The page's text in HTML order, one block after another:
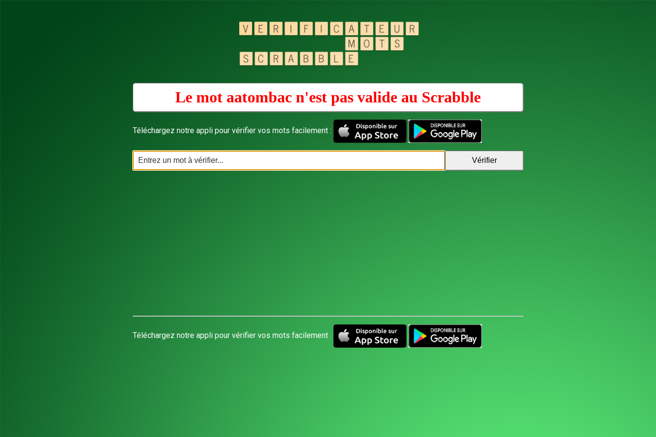
Le mot aatombac n'est pas valide au Scrabble
Téléchargez notre appli pour vérifier vos mots facilement :
Téléchargez notre appli pour vérifier vos mots facilement :